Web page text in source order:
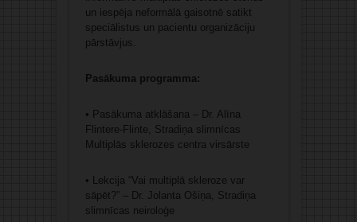
un iespēja neformālā gaisotnē satikt
speciālistus un pacientu organizāciju
pārstāvjus.
Pasākuma programma:
• Pasākuma atklāšana – Dr. Alīna
Flintere-Flinte, Stradiņa slimnīcas
Multiplās sklerozes centra virsārste
• Lekcija “Vai multiplā skleroze var
sāpēt?” – Dr. Jolanta Ošiņa, Stradiņa
slimnīcas neiroloģe